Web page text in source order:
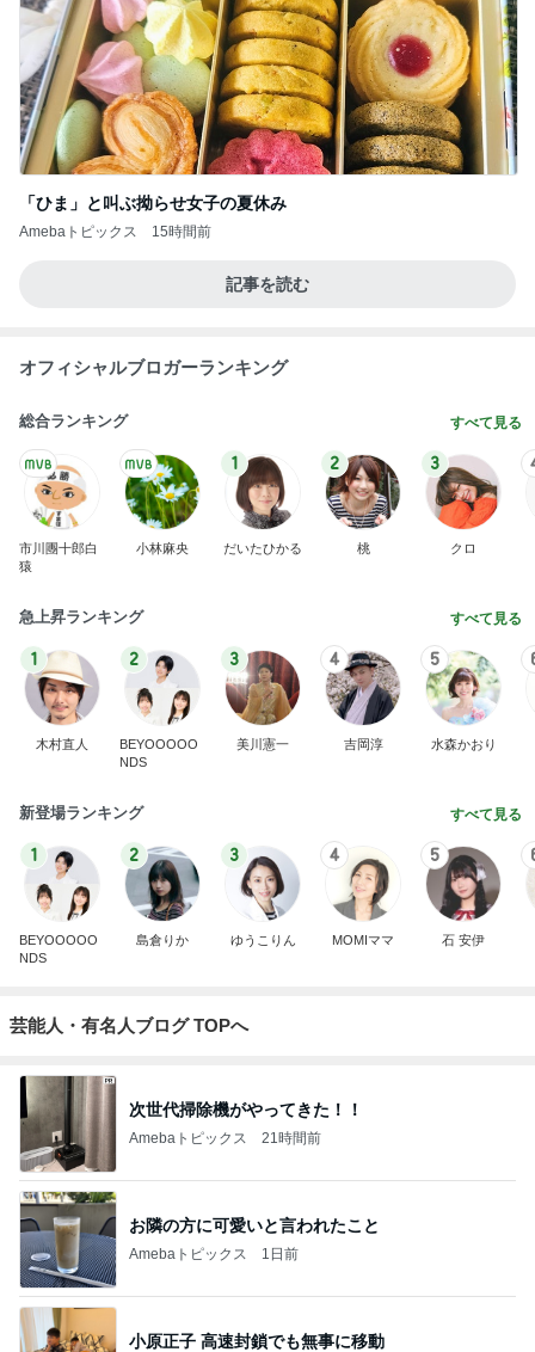
「ひま」と叫ぶ拗らせ女子の夏休み
Amebaトピックス 15時間前
記事を読む
オフィシャルブロガーランキング
総合ランキング すべて見る
市川團十郎白
猿
小林麻央
1
だいたひかる
2
桃
3
クロ
急上昇ランキング すべて見る
1
木村直人
2
BEYOOOOO
NDS
3
美川憲一
4
吉岡淳
5
水森かおり
新登場ランキング すべて見る
1
BEYOOOOO
NDS
2
島倉りか
3
ゆうこりん
4
MOMIママ
5
石 安伊
芸能人・有名人ブログ TOPへ
次世代掃除機がやってきた！！
Amebaトピックス 21時間前
お隣の方に可愛いと言われたこと
Amebaトピックス 1日前
小原正子 高速封鎖でも無事に移動